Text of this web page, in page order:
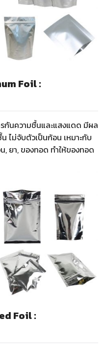
Foil :
กันความชื้นและแสงแดด มีผล
ไม่จับตัวเป็นก้อน เหมาะกับ
, ยา, ของทอด ทำให้ของทอด
Foil :